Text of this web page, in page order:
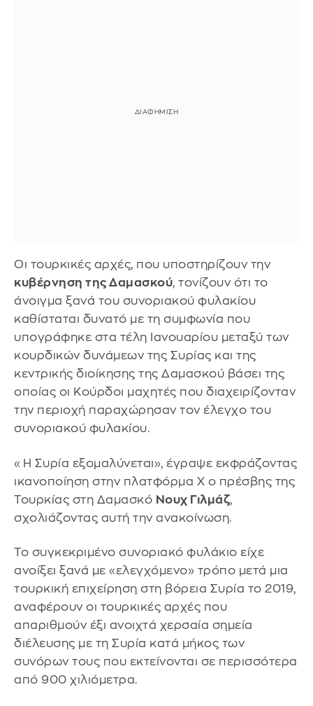
Οι τουρκικές αρχές, που υποστηρίζουν την
κυβέρνηση της Δαμασκού, τονίζουν ότι το
άνοιγμα ξανά του συνοριακού φυλακίου
καθίσταται δυνατό με τη συμφωνία που
υπογράφηκε στα τέλη Ιανουαρίου μεταξύ των
κουρδικών δυνάμεων της Συρίας και της
κεντρικής διοίκησης της Δαμασκού βάσει της
οποίας οι Κούρδοι μαχητές που διαχειρίζονταν
την περιοχή παραχώρησαν τον έλεγχο του
συνοριακού φυλακίου.
«Η Συρία εξομαλύνεται», έγραψε εκφράζοντας
ικανοποίηση στην πλατφόρμα Χ ο πρέσβης της
Τουρκίας στη Δαμασκό Νουχ Γιλμάζ,
σχολιάζοντας αυτή την ανακοίνωση.
Το συγκεκριμένο συνοριακό φυλάκιο είχε
ανοίξει ξανά με «ελεγχόμενο» τρόπο μετά μια
τουρκική επιχείρηση στη βόρεια Συρία το 2019,
αναφέρουν οι τουρκικές αρχές που
απαριθμούν έξι ανοιχτά χερσαία σημεία
διέλευσης με τη Συρία κατά μήκος των
συνόρων τους που εκτείνονται σε περισσότερα
από 900 χιλιόμετρα.